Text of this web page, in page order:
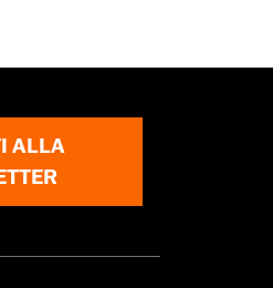
ALLA